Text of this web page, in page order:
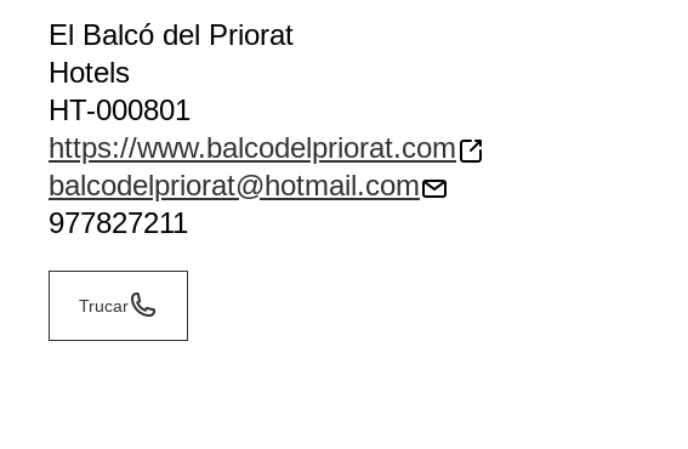
El Balcó del Priorat
Hotels
HT-000801
https://www.balcodelpriorat.com
balcodelpriorat@hotmail.com
977827211
Trucar